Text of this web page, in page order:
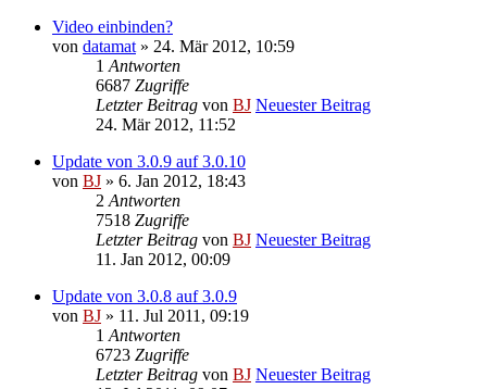
Video einbinden?
von datamat » 24. Mär 2012, 10:59
1 Antworten
6687 Zugriffe
Letzter Beitrag von BJ Neuester Beitrag
24. Mär 2012, 11:52
Update von 3.0.9 auf 3.0.10
von BJ » 6. Jan 2012, 18:43
2 Antworten
7518 Zugriffe
Letzter Beitrag von BJ Neuester Beitrag
11. Jan 2012, 00:09
Update von 3.0.8 auf 3.0.9
von BJ » 11. Jul 2011, 09:19
1 Antworten
6723 Zugriffe
Letzter Beitrag von BJ Neuester Beitrag